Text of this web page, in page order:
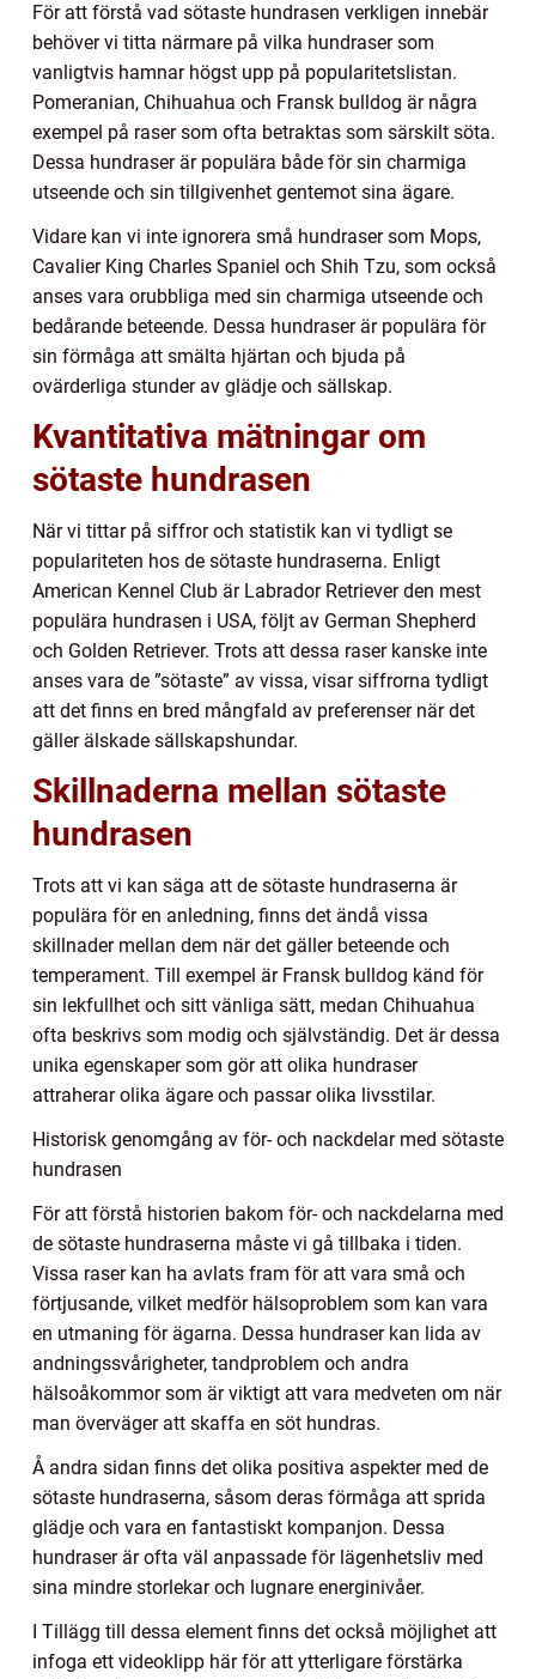
För att förstå vad sötaste hundrasen verkligen innebär
behöver vi titta närmare på vilka hundraser som
vanligtvis hamnar högst upp på popularitetslistan.
Pomeranian, Chihuahua och Fransk bulldog är några
exempel på raser som ofta betraktas som särskilt söta.
Dessa hundraser är populära både för sin charmiga
utseende och sin tillgivenhet gentemot sina ägare.
Vidare kan vi inte ignorera små hundraser som Mops,
Cavalier King Charles Spaniel och Shih Tzu, som också
anses vara orubbliga med sin charmiga utseende och
bedårande beteende. Dessa hundraser är populära för
sin förmåga att smälta hjärtan och bjuda på
ovärderliga stunder av glädje och sällskap.
Kvantitativa mätningar om
sötaste hundrasen
När vi tittar på siffror och statistik kan vi tydligt se
populariteten hos de sötaste hundraserna. Enligt
American Kennel Club är Labrador Retriever den mest
populära hundrasen i USA, följt av German Shepherd
och Golden Retriever. Trots att dessa raser kanske inte
anses vara de ”sötaste” av vissa, visar siffrorna tydligt
att det finns en bred mångfald av preferenser när det
gäller älskade sällskapshundar.
Skillnaderna mellan sötaste
hundrasen
Trots att vi kan säga att de sötaste hundraserna är
populära för en anledning, finns det ändå vissa
skillnader mellan dem när det gäller beteende och
temperament. Till exempel är Fransk bulldog känd för
sin lekfullhet och sitt vänliga sätt, medan Chihuahua
ofta beskrivs som modig och självständig. Det är dessa
unika egenskaper som gör att olika hundraser
attraherar olika ägare och passar olika livsstilar.
Historisk genomgång av för- och nackdelar med sötaste
hundrasen
För att förstå historien bakom för- och nackdelarna med
de sötaste hundraserna måste vi gå tillbaka i tiden.
Vissa raser kan ha avlats fram för att vara små och
förtjusande, vilket medför hälsoproblem som kan vara
en utmaning för ägarna. Dessa hundraser kan lida av
andningssvårigheter, tandproblem och andra
hälsoåkommor som är viktigt att vara medveten om när
man överväger att skaffa en söt hundras.
Å andra sidan finns det olika positiva aspekter med de
sötaste hundraserna, såsom deras förmåga att sprida
glädje och vara en fantastiskt kompanjon. Dessa
hundraser är ofta väl anpassade för lägenhetsliv med
sina mindre storlekar och lugnare energinivåer.
I Tillägg till dessa element finns det också möjlighet att
infoga ett videoklipp här för att ytterligare förstärka